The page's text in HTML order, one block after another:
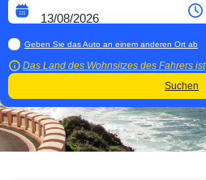
Geben Sie das Auto an einem anderen Ort ab
Das Land des Wohnsitzes des Fahrers ist
Suchen